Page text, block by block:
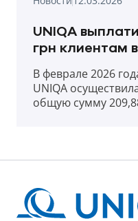
UNIQA
грн клиентам
В феврале 2026
UNIQA
общую сумму